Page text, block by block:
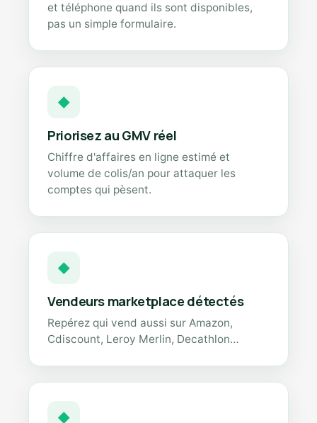
et téléphone quand ils sont disponibles,
pas un simple formulaire.
◆
Priorisez au GMV réel
Chiffre d'affaires en ligne estimé et
volume de colis/an pour attaquer les
comptes qui pèsent.
◆
Vendeurs marketplace détectés
Repérez qui vend aussi sur Amazon,
Cdiscount, Leroy Merlin, Decathlon…
◆